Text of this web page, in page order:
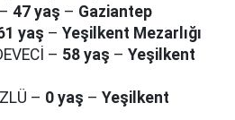
47 yaş – Gaziantep
yaş – Yeşilkent Mezarlığı
– 58 yaş – Yeşilkent
– 0 yaş – Yeşilkent